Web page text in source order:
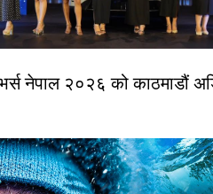
नेपाल २०२६ को काठमाडौं